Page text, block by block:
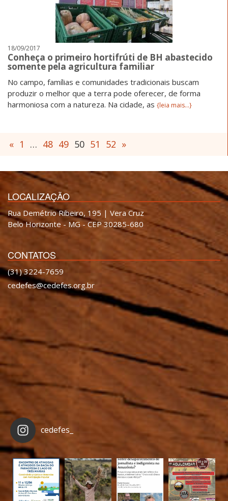
18/09/2017
Conheça o primeiro hortifrúti de BH abastecido
somente pela agricultura familiar
No campo, famílias e comunidades tradicionais buscam
produzir o melhor que a terra pode oferecer, de forma
harmoniosa com a natureza. Na cidade, as {leia mais...}
« 1 … 48 49 50 51 52 »
LOCALIZAÇÃO
Rua Demétrio Ribeiro, 195 | Vera Cruz
Belo Horizonte - MG - CEP 30285-680
CONTATOS
(31) 3224-7659
cedefes@cedefes.org.br
cedefes_